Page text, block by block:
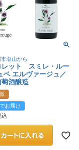
塩山から
レット スミレ・ルー
ベ エルヴァージュ／
酒醸造
お届け
込